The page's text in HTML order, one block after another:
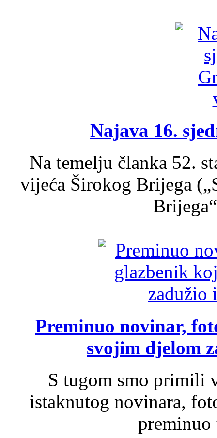
Najava 16.
Na temelju članka 52.
vijeća Širokog Brijega
Preminuo novinar,
svojim djelom
S tugom smo primili
istaknutog novinara,